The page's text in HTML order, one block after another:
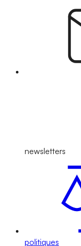
newsletters
politiques